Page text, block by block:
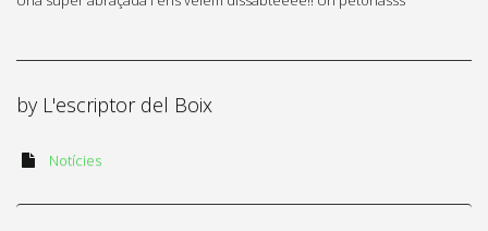
by L'escriptor del Boix
Notícies